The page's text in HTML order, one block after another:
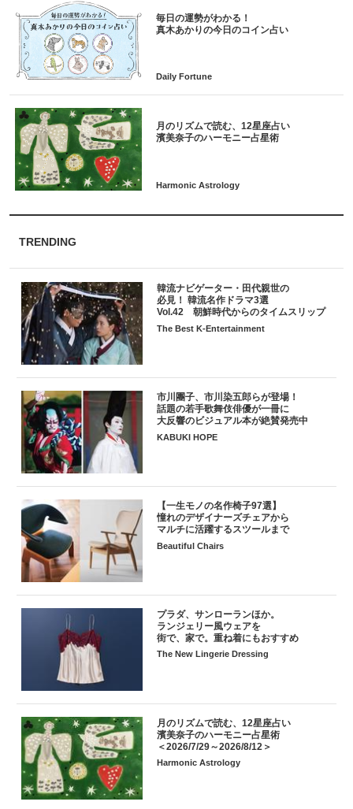
毎日の運勢がわかる！
月のリズムで読む、12星座占い
TRENDING
韓流ナビゲーター・田代親世の
必見！ 韓流名作ドラマ3選
Vol.42 朝鮮時代からのタイムスリップ
The Best K-Entertainment
市川團子、市川染五郎らが登場！
話題の若手歌舞伎俳優が一冊に
大反響のビジュアル本が絶賛発売中
KABUKI HOPE
【一生モノの名作椅子97選】
憧れのデザイナーズチェアから
マルチに活躍するスツールまで
Beautiful Chairs
プラダ、サンローランほか。
ランジェリー風ウェアを
街で、家で。重ね着にもおすすめ
The New Lingerie Dressing
月のリズムで読む、12星座占い
濱美奈子のハーモニー占星術
＜2026/7/29～2026/8/12＞
Harmonic Astrology